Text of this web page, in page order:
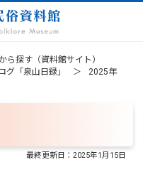
ら探す（資料館サイト）
グ「泉山日録」
2025年
最終更新日：2025年1月15日